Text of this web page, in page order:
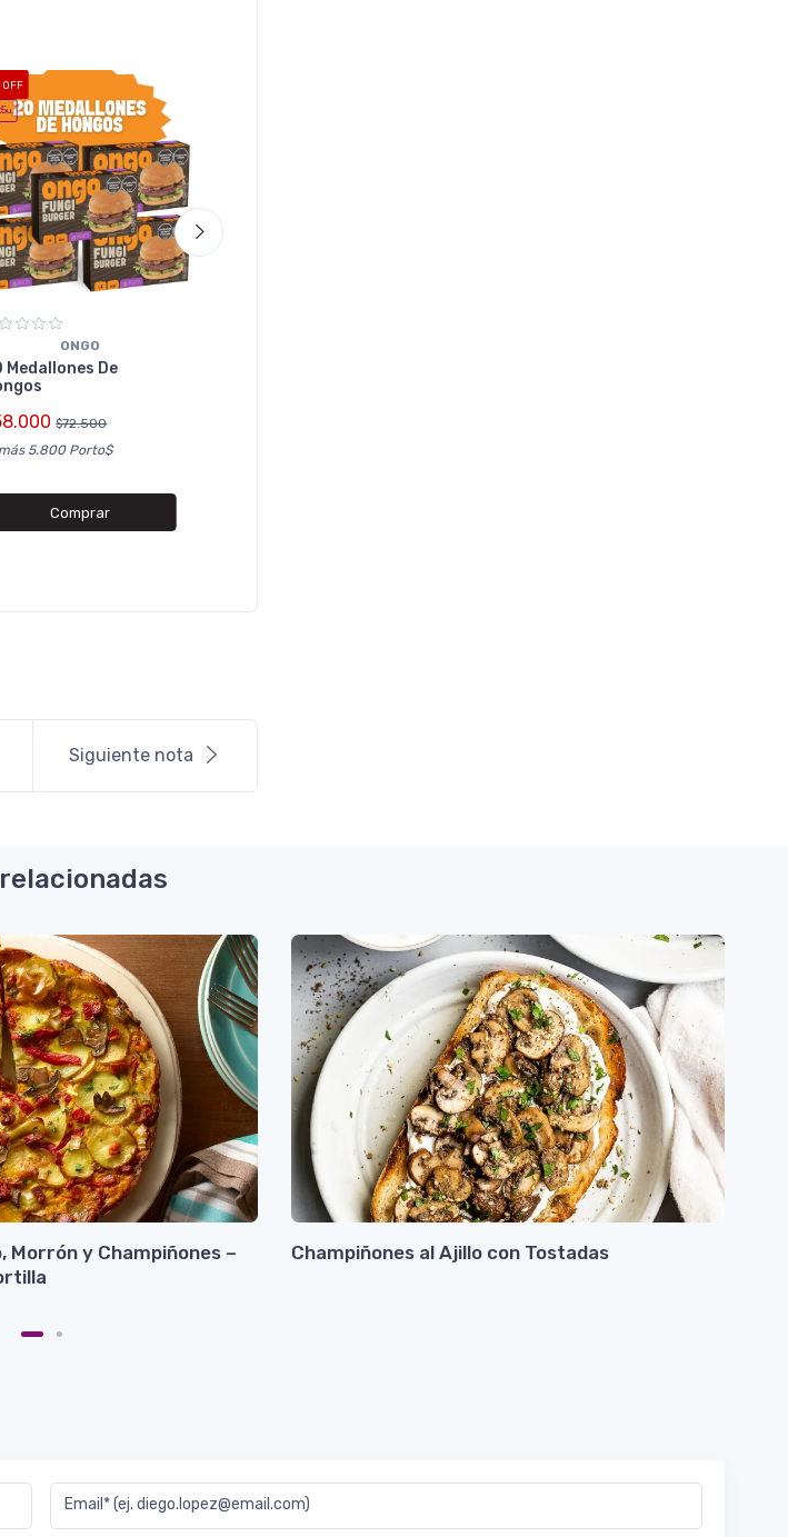
OFF
u.
ONGO
Medallones De
$72.500
5.800 Porto$
Comprar
Siguiente nota
Morrón y Champiñones –
Champiñones al Ajillo con Tostadas
Email* (ej. diego.lopez@email.com)